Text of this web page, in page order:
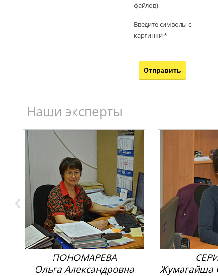
файлов)
Введите символы с
картинки *
Наши эксперты
СЕРИКОВА
Жумагайша Омархановна
Марина